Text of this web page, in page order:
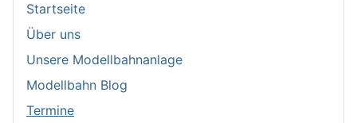
Startseite
Über uns
Unsere Modellbahnanlage
Modellbahn Blog
Termine